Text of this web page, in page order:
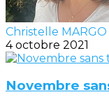
Christelle MARGO
4 octobre 2021
Novembre